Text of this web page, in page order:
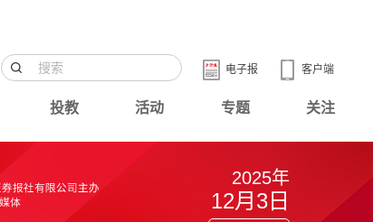
客户端
电子报
投教 活动 专题 关注
2025年
12月3日